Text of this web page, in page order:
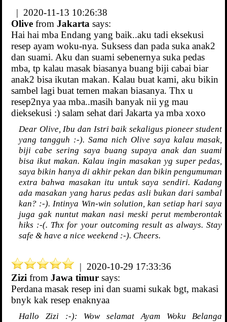
| 2020-11-13 10:26:38
Olive from Jakarta says:
Hai hai mba Endang yang baik..aku tadi eksekusi
resep ayam woku-nya. Suksess dan pada suka anak2
dan suami. Aku dan suami sebenernya suka pedas
mba, tp kalau masak biasanya buang biji cabai biar
anak2 bisa ikutan makan. Kalau buat kami, aku bikin
sambel lagi buat temen makan biasanya. Thx u
resep2nya yaa mba..masih banyak nii yg mau
dieksekusi :) salam sehat dari Jakarta ya mba xoxo
Dear Olive, Ibu dan Istri baik sekaligus pioneer student
yang tangguh :-). Sama nich Olive saya kalau masak,
biji cabe sering saya buang supaya anak dan suami
bisa ikut makan. Kalau ingin masakan yg super pedas,
saya bikin hanya di akhir pekan dan bikin pengumuman
extra bahwa masakan itu untuk saya sendiri. Kadang
ada masakan yang harus pedas asli bukan dari sambal
kan? :-). Intinya Win-win solution, kan setiap hari saya
juga gak nuntut makan nasi meski perut memberontak
hiks :-(. Thx for your outcoming result as always. Stay
safe & have a nice weekend :-). Cheers.
| 2020-10-29 17:33:36
Zizi from Jawa timur says:
Perdana masak resep ini dan suami sukak bgt, makasi
bnyk kak resep enaknyaa
Hallo Zizi :-): Wow selamat Ayam Woku Belanga